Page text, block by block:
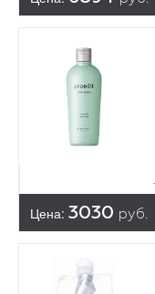
Цена: 3030 руб.